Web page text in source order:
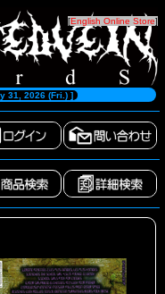
[English Online Store]
31, 2026 (Fri.) ]